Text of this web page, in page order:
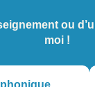
ou
moi !